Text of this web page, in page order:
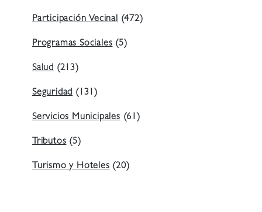
Participación Vecinal (472)
Programas Sociales (5)
Salud (213)
Seguridad (131)
Servicios Municipales (61)
Tributos (5)
Turismo y Hoteles (20)